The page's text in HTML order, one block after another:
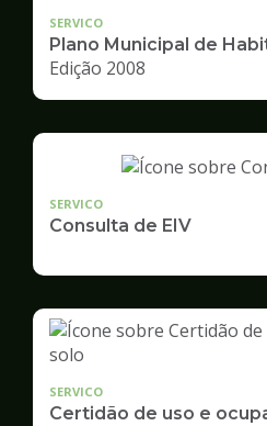
SERVICO
Plano Municipal de
Edição 2008
SERVICO
Consulta de EIV
SERVICO
Certidão de uso e